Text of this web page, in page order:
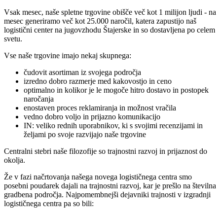
Vsak mesec, naše spletne trgovine obišče več kot 1 milijon ljudi - na
mesec generiramo več kot 25.000 naročil, katera zapustijo naš
logistični center na jugovzhodu Štajerske in so dostavljena po celem
svetu.
Vse naše trgovine imajo nekaj skupnega:
čudovit asortiman iz svojega področja
izredno dobro razmerje med kakovostjo in ceno
optimalno in kolikor je le mogoče hitro dostavo in postopek
naročanja
enostaven proces reklamiranja in možnost vračila
vedno dobro voljo in prijazno komunikacijo
IN: veliko rednih uporabnikov, ki s svojimi recenzijami in
željami po svoje razvijajo naše trgovine
Centralni stebri naše filozofije so trajnostni razvoj in prijaznost do
okolja.
Že v fazi načrtovanja našega novega logističnega centra smo
posebni poudarek dajali na trajnostni razvoj, kar je prešlo na številna
gradbena področja. Najpomembnejši dejavniki trajnosti v izgradnji
logističnega centra pa so bili: